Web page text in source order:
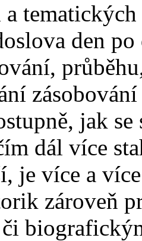
den
jak
dál více
je více a
zároveň